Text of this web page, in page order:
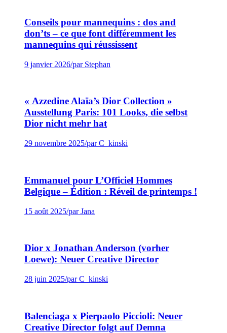
Conseils pour mannequins : dos and
don’ts – ce que font différemment les
mannequins qui réussissent
9 janvier 2026/par Stephan
« Azzedine Alaïa’s Dior Collection »
Ausstellung Paris: 101 Looks, die selbst
Dior nicht mehr hat
29 novembre 2025/par C_kinski
Emmanuel pour L’Officiel Hommes
Belgique – Édition : Réveil de printemps !
15 août 2025/par Jana
Dior x Jonathan Anderson (vorher
Loewe): Neuer Creative Director
28 juin 2025/par C_kinski
Balenciaga x Pierpaolo Piccioli: Neuer
Creative Director folgt auf Demna